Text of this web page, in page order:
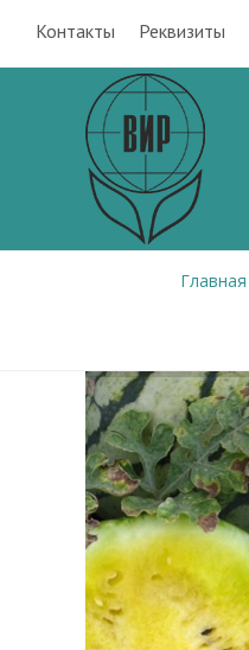
Контакты Реквизиты
Главная